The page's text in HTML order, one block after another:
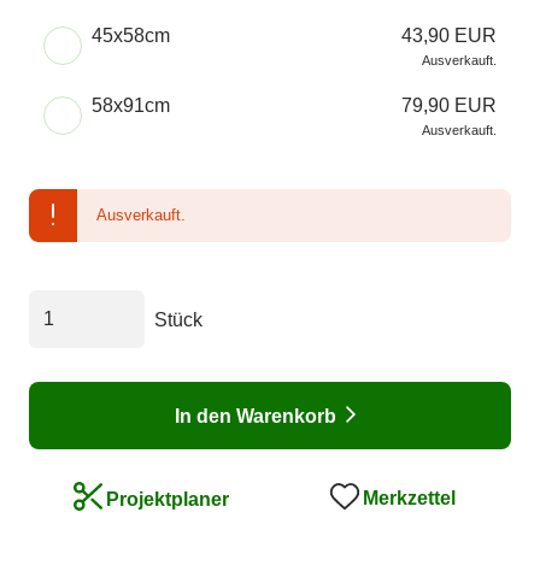
45x58cm 43,90 EUR
Ausverkauft.
58x91cm 79,90 EUR
Ausverkauft.
Ausverkauft.
Stück
In den Warenkorb
Projektplaner Merkzettel